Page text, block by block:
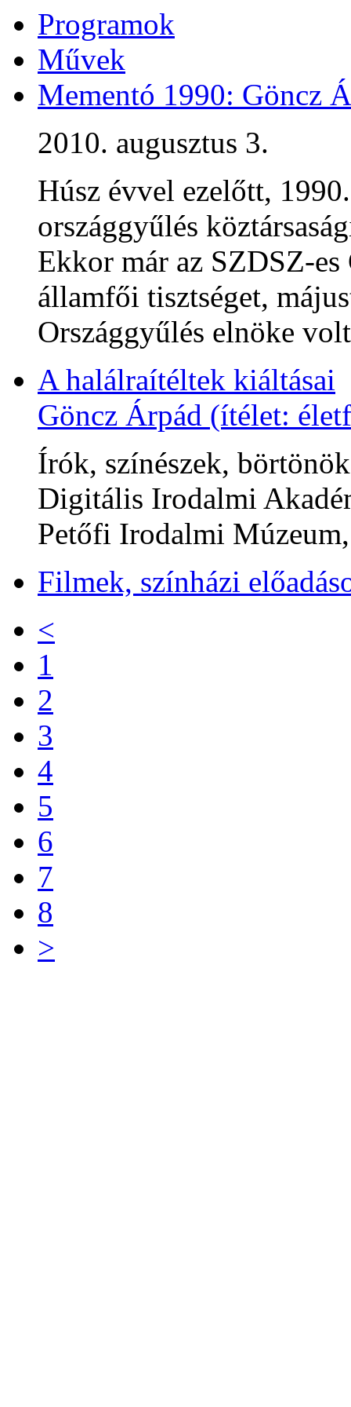
Programok
Művek
Mementó 1990: Göncz
2010. augusztus 3.
Húsz évvel ezelőtt,
országgyűlés
Ekkor már az SZDSZ-
államfői tisztséget,
Országgyűlés elnöke
A halálraítéltek kiáltásai
Göncz Árpád (ítélet:
Írók, színészek, börtönök
Digitális Irodalmi
Petőfi Irodalmi
Filmek, színházi
<
1
2
3
4
5
6
7
8
>